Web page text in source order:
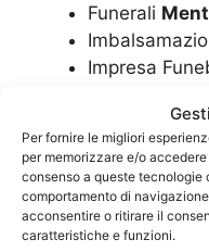
Per fornire le migliori
per memorizzare e/o
consenso a queste tecnologie
comportamento di
acconsentire o ritirare il
caratteristiche e funzioni.
Funerali
Impresa
Inumazione
Istruzione
Lapide
Lapidi